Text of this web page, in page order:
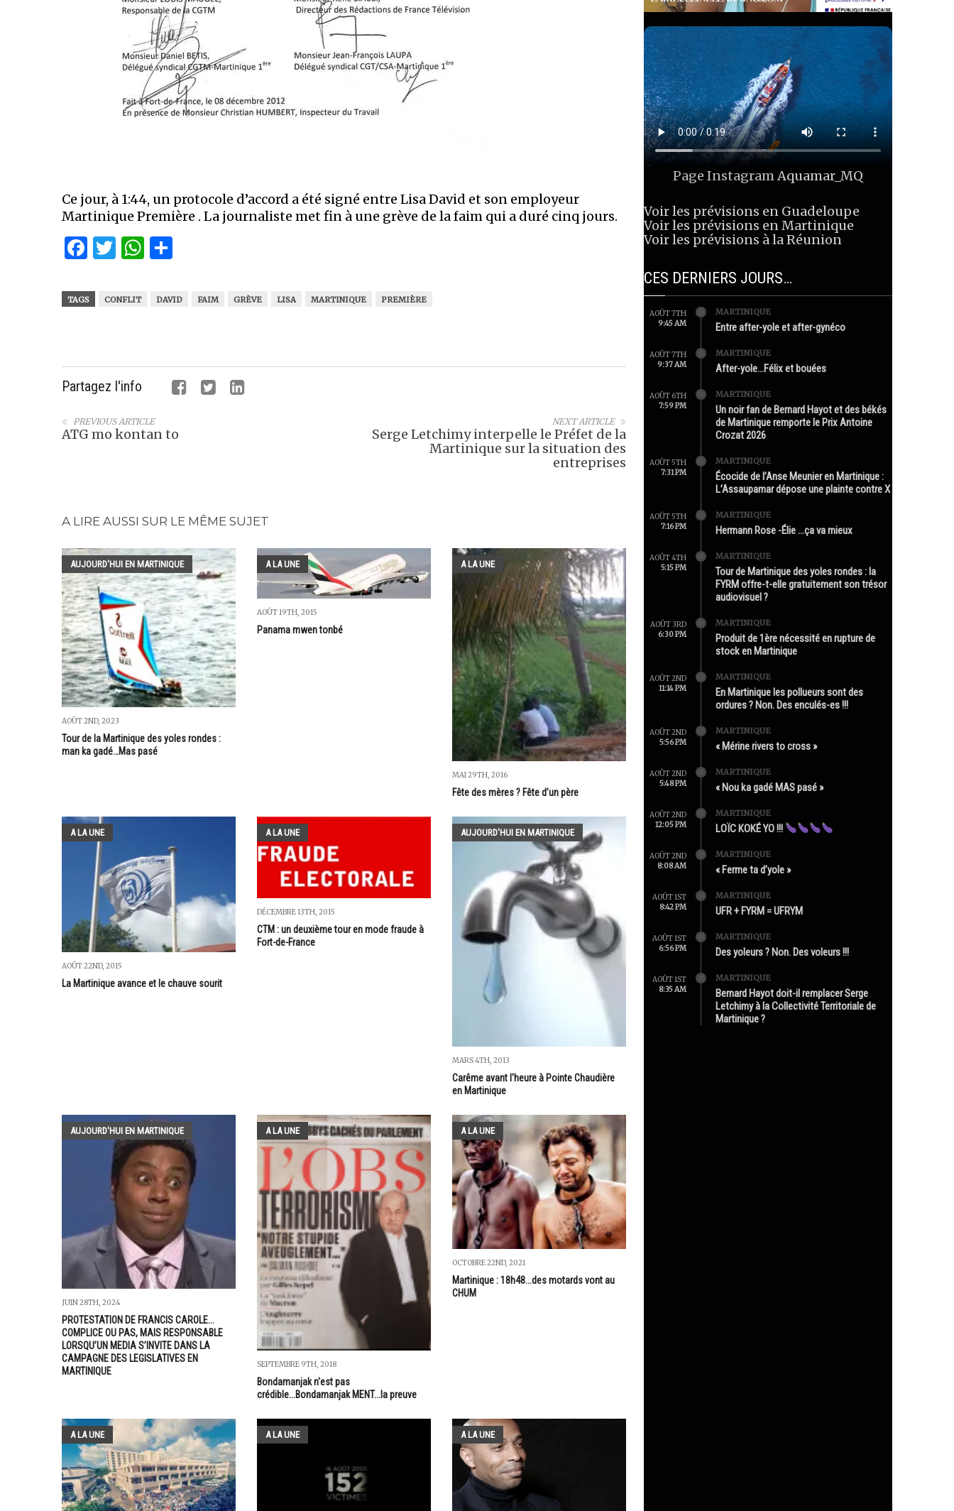
Ce jour, à 1:44, un protocole d’accord a été signé entre Lisa David et son employeur
Martinique Première . La journaliste met fin à une grève de la faim qui a duré cinq jours.
Facebook
Twitter
WhatsApp
TAGS CONFLIT DAVID FAIM GRÈVE LISA MARTINIQUE PREMIÈRE
Partagez l'info
NEXT ARTICLE
Serge Letchimy interpelle le Préfet de la
Martinique sur la situation des
entreprises
PREVIOUS ARTICLE
ATG mo kontan to
A LIRE AUSSI SUR LE MÊME SUJET
AUJOURD'HUI EN MARTINIQUE
AOÛT 2ND, 2023
Tour de la Martinique des yoles rondes :
man ka gadé…Mas pasé
A LA UNE
AOÛT 19TH, 2015
Panama mwen tonbé
A LA UNE
MAI 29TH, 2016
Fête des mères ? Fête d’un père
A LA UNE
AOÛT 22ND, 2015
La Martinique avance et le chauve sourit
A LA UNE
DÉCEMBRE 13TH, 2015
CTM : un deuxième tour en mode fraude à
Fort-de-France
AUJOURD'HUI EN MARTINIQUE
MARS 4TH, 2013
Carême avant l'heure à Pointe Chaudière
en Martinique
AUJOURD'HUI EN MARTINIQUE
JUIN 28TH, 2024
PROTESTATION DE FRANCIS CAROLE...
COMPLICE OU PAS, MAIS RESPONSABLE
LORSQU’UN MEDIA S’INVITE DANS LA
CAMPAGNE DES LEGISLATIVES EN
MARTINIQUE
A LA UNE
SEPTEMBRE 9TH, 2018
Bondamanjak n'est pas
crédible...Bondamanjak MENT...la preuve
A LA UNE
OCTOBRE 22ND, 2021
Martinique : 18h48...des motards vont au
CHUM
A LA UNE A LA UNE A LA UNE
Page InstagramAquamar_MQ
Voir les prévisions en Guadeloupe
Voir les prévisions en Martinique
Voir les prévisions à la Réunion
CES DERNIERS JOURS…
AOÛT 7TH
9:45 AM
MARTINIQUE
Entre after-yole et after-gynéco
AOÛT 7TH
9:37 AM
MARTINIQUE
After-yole…Félix et bouées
AOÛT 6TH
7:59 PM
MARTINIQUE
Un noir fan de Bernard Hayot et des békés
de Martinique remporte le Prix Antoine
Crozat 2026
AOÛT 5TH
7:31 PM
MARTINIQUE
Écocide de l’Anse Meunier en Martinique :
L’Assaupamar dépose une plainte contre X
AOÛT 5TH
7:16 PM
MARTINIQUE
Hermann Rose -Élie …ça va mieux
AOÛT 4TH
5:15 PM
MARTINIQUE
Tour de Martinique des yoles rondes : la
FYRM offre-t-elle gratuitement son trésor
audiovisuel ?
AOÛT 3RD
6:30 PM
MARTINIQUE
Produit de 1ère nécessité en rupture de
stock en Martinique
AOÛT 2ND
11:14 PM
MARTINIQUE
En Martinique les pollueurs sont des
ordures ? Non. Des enculés-es !!!
AOÛT 2ND
5:56 PM
MARTINIQUE
« Mérine rivers to cross »
AOÛT 2ND
5:48 PM
MARTINIQUE
« Nou ka gadé MAS pasé »
AOÛT 2ND
12:05 PM
MARTINIQUE
LOÏC KOKÉ YO !!!
AOÛT 2ND
8:08 AM
MARTINIQUE
« Ferme ta d’yole »
AOÛT 1ST
8:42 PM
MARTINIQUE
UFR + FYRM = UFRYM
AOÛT 1ST
6:56 PM
MARTINIQUE
Des yoleurs ? Non. Des voleurs !!!
AOÛT 1ST
8:35 AM
MARTINIQUE
Bernard Hayot doit-il remplacer Serge
Letchimy à la Collectivité Territoriale de
Martinique ?